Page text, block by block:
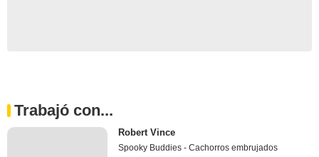
Trabajó con...
Robert Vince
Spooky Buddies - Cachorros embrujados